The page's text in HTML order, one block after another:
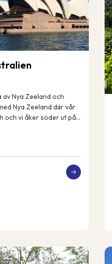
av Nya Zeeland och
Nya Zeeland där vår
och vi åker söder ut på